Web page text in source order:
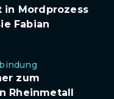
in Mordprozess
Fabian
zum
Rheinmetall